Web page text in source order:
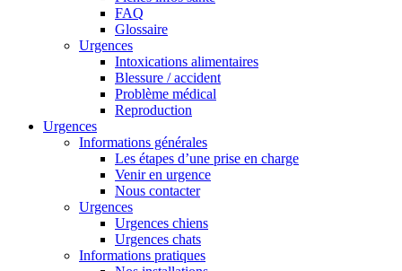
FAQ
Glossaire
Urgences
Intoxications alimentaires
Blessure / accident
Problème médical
Reproduction
Urgences
Informations générales
Les étapes d’une prise en charge
Venir en urgence
Nous contacter
Urgences
Urgences chiens
Urgences chats
Informations pratiques